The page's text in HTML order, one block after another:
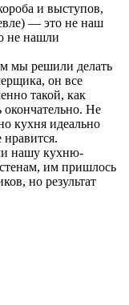
и выступов,
— это не наш
не нашли
мы решили делать
он все
такой, как
окончательно. Не
кухня идеально
нравится.
нашу кухню-
им пришлось
но результат